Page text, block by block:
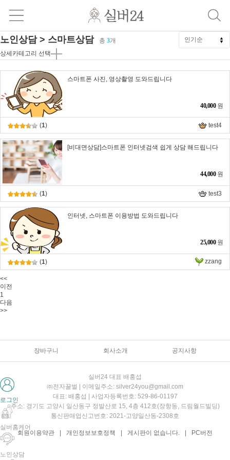
로그인
실버홈케어
노인상담
노인상담 > 스마트상담 총 3개
상세카테고리 선택
스마트폰 사진, 영상촬영 도와드립니다
40,000 원
(1) test4
[비대면상담]스마트폰 인터넷검색 쉽게 상담 해드립니다
44,000 원
(1) test3
인터넷, 스마트폰 이용방법 도와드립니다
25,000 원
(1) zzang
<<
이전
1
다음
>>
장바구니 회사소개 공지사항
실버24 대표 배홍섭
㈜전자꿀벌 | 이메일주소: silver24you@gmail.com
대표: 배홍섭 | 사업자등록번호: 529-86-01197
주소: 경기도 고양시 일산동구 정발산로 15, 4층 412호(장항동, 드림월드빌딩)
통신판매업신고번호: 2021-고양일산동-2308호
회원이용약관 개인정보보호정책 게시판이 없습니다. PC버전